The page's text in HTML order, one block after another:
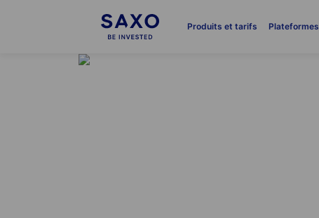
Produits et tarifs Plateformes